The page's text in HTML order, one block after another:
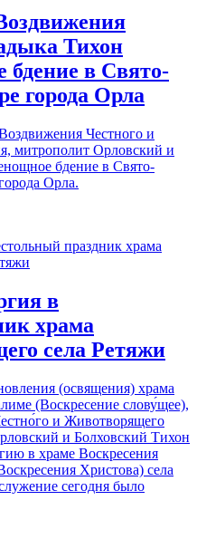
Тихон
бдение в Свято-
города Орла
Честного и
митрополит Орловский и
бдение в Свято-
Орла.
в
храма
села Ретяжи
(освящения) храма
(Воскресение слову́щее),
и Животворящего
и Болховский Тихон
в храме Воскресения
Христова) села
сегодня было